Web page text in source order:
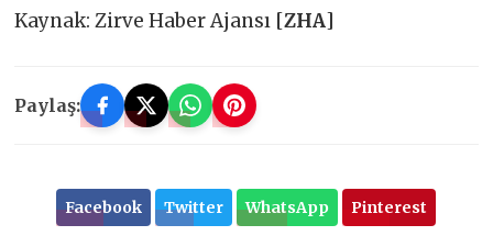
Kaynak: Zirve Haber Ajansı [ZHA]
Paylaş:
Facebook Twitter WhatsApp Pinterest